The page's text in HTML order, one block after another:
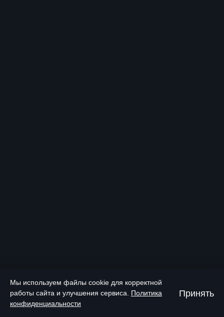
Мы используем файлы cookie для корректной
работы сайта и улучшения сервиса. Политика
конфиденциальности
Принять